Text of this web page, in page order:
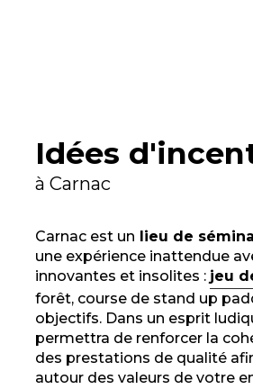
Idées
à Carnac
Carnac est un lieu de
une expérience inattendue
innovantes et insolites : jeu
forêt, course de stand up
objectifs. Dans un esprit
permettra de renforcer la
des prestations de qualité
autour des valeurs de votre